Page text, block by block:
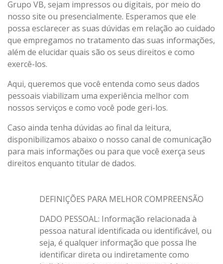
Grupo VB, sejam impressos ou digitais, por meio do
nosso site ou presencialmente. Esperamos que ele
possa esclarecer as suas dúvidas em relação ao cuidado
que empregamos no tratamento das suas informações,
além de elucidar quais são os seus direitos e como
exercê-los.
Aqui, queremos que você entenda como seus dados
pessoais viabilizam uma experiência melhor com
nossos serviços e como você pode geri-los.
Caso ainda tenha dúvidas ao final da leitura,
disponibilizamos abaixo o nosso canal de comunicação
para mais informações ou para que você exerça seus
direitos enquanto titular de dados.
DEFINIÇÕES PARA MELHOR COMPREENSÃO
DADO PESSOAL: Informação relacionada à
pessoa natural identificada ou identificável, ou
seja, é qualquer informação que possa lhe
identificar direta ou indiretamente como